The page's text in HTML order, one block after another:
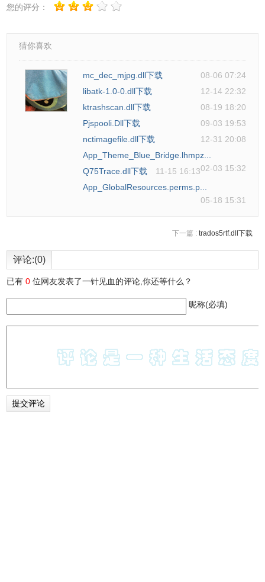
您的评分：
猜你喜欢
mc_dec_mjpg.dll下载
08-06 07:24
libatk-1.0-0.dll下载
12-14 22:32
ktrashscan.dll下载
08-19 18:20
Pjspooli.Dll下载
09-03 19:53
nctimagefile.dll下载
12-31 20:08
App_Theme_Blue_Bridge.lhmpz...
02-03 15:32
Q75Trace.dll下载
11-15 16:13
App_GlobalResources.perms.p...
05-18 15:31
下一篇 : trados5rtf.dll下载
评论:(0)
已有0 位网友发表了一针见血的评论,你还等什么？
昵称(必填)